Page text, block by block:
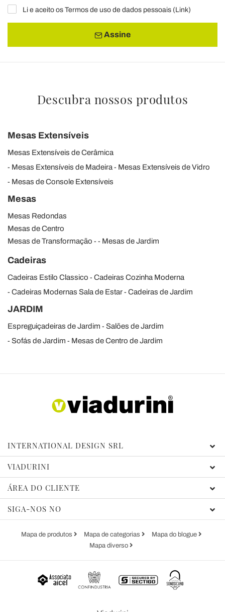
Li e aceito os Termos de uso de dados pessoais (Link)
Assine
Descubra nossos produtos
Mesas Extensíveis
Mesas Extensíveis de Cerâmica
Mesas Extensíveis de Madeira
Mesas Extensíveis de Vidro
Mesas de Console Extensíveis
Mesas
Mesas Redondas
Mesas de Centro
Mesas de Transformação
Mesas de Jardim
Cadeiras
Cadeiras Estilo Classico
Cadeiras Cozinha Moderna
Cadeiras Modernas Sala de Estar
Cadeiras de Jardim
JARDIM
Espreguiçadeiras de Jardim
Salões de Jardim
Sofás de Jardim
Mesas de Centro de Jardim
INTERNATIONAL DESIGN SRL
VIADURINI
ÁREA DO CLIENTE
SIGA-NOS NO
Mapa de produtos Mapa de categorias
Mapa do blogue
Mapa diverso